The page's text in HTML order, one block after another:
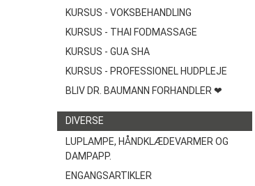
KURSUS - VOKSBEHANDLING
KURSUS - THAI FODMASSAGE
KURSUS - GUA SHA
KURSUS - PROFESSIONEL HUDPLEJE
BLIV DR. BAUMANN FORHANDLER ❤
DIVERSE
LUPLAMPE, HÅNDKLÆDEVARMER OG
DAMPAPP.
ENGANGSARTIKLER